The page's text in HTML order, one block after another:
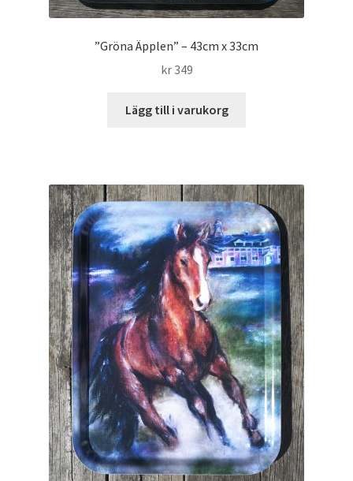
”Gröna Äpplen” – 43cm x 33cm
kr349
Lägg till i varukorg